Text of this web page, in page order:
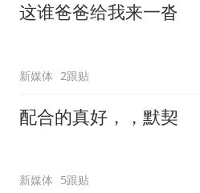
这谁爸爸给我来一沓
新媒体 2跟贴
配合的真好，，默契
新媒体 5跟贴